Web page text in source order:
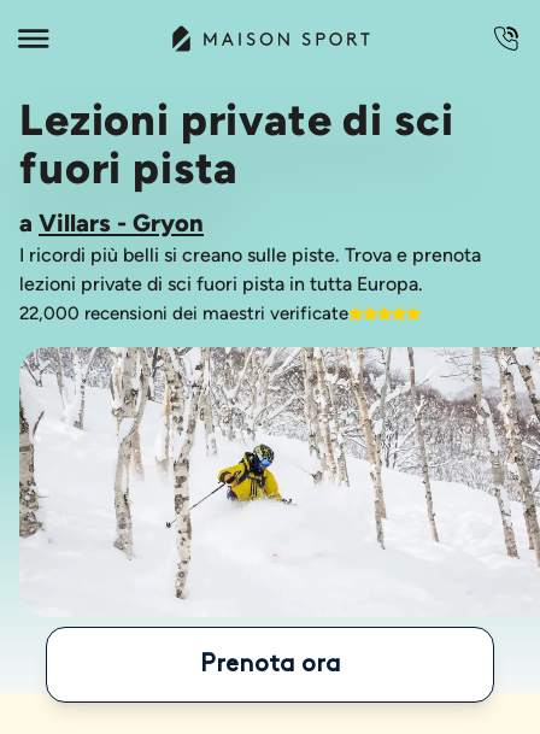
Lezioni private di sci
fuori pista
a Villars - Gryon
I ricordi più belli si creano sulle piste. Trova e prenota
lezioni private di sci fuori pista in tutta Europa.
22,000 recensioni dei maestri verificate
Prenota ora